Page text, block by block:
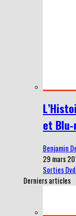
et Blu-
Benjamin
29 mars
Sorties
Derniers articles